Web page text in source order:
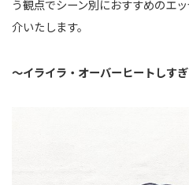
う観点でシーン別におすすめのエ
介いたします。
〜イライラ・オーバーヒートしす